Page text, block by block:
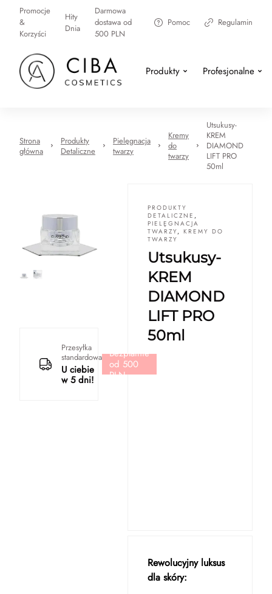
Promocje
&
Korzyści
Hity
Dnia
Darmowa
dostawa od
500 PLN
Pomoc Regulamin
Produkty Profesjonalne
Strona
główna
Produkty
Detaliczne
Pielęgnacja
twarzy
Kremy
do
twarzy
Utsukusy-
KREM
DIAMOND
LIFT PRO
50ml
Przesyłka
standardowa
U ciebie
w 5 dni!
Bezpłatnie
od 500
PLN
PRODUKTY
DETALICZNE ,
PIELĘGNACJA
TWARZY, KREMY DO
TWARZY
Utsukusy-
KREM
DIAMOND
LIFT PRO
50ml
Rewolucyjny luksus
dla skóry: